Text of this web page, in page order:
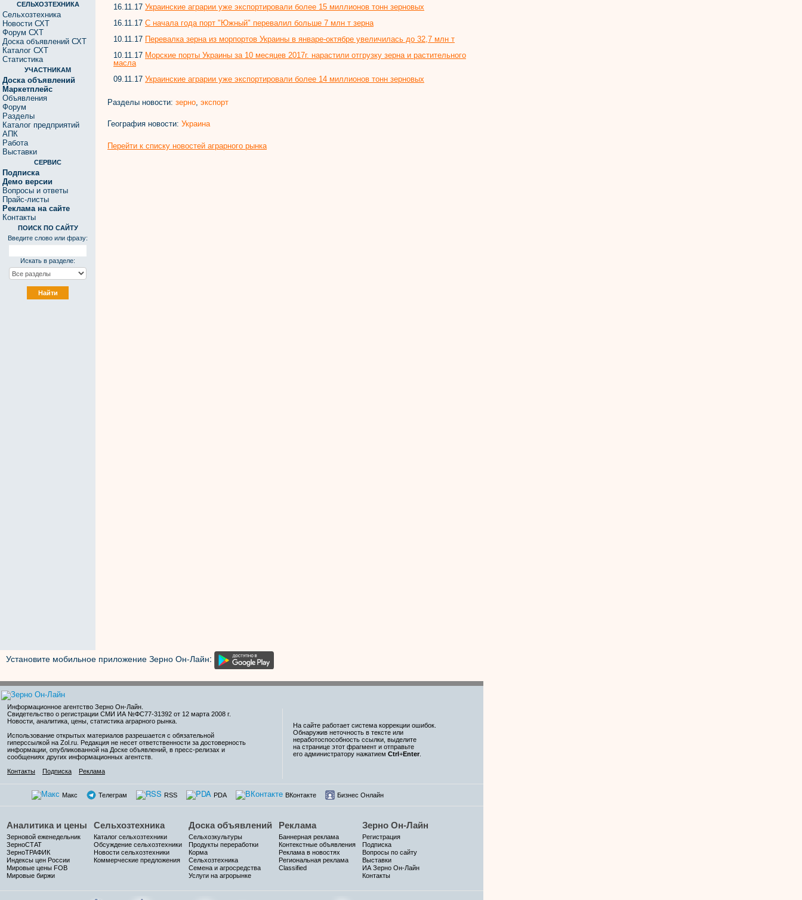
СЕЛЬХОЗТЕХНИКА
Сельхозтехника
Новости СХТ
Форум СХТ
Доска объявлений СХТ
Каталог СХТ
Статистика
УЧАСТНИКАМ
Доска объявлений
Маркетплейс
Объявления
Форум
Разделы
Каталог предприятий
АПК
Работа
Выставки
СЕРВИС
Подписка
Демо версии
Вопросы и ответы
Прайс-листы
Реклама на сайте
Контакты
ПОИСК ПО САЙТУ
Введите слово или фразу:
Искать в разделе:
16.11.17 Украинские аграрии уже экспортировали более 15 миллионов тонн зерновых
16.11.17 С начала года порт "Южный" перевалил больше 7 млн т зерна
10.11.17 Перевалка зерна из морпортов Украины в январе-октябре увеличилась до 32,7 млн т
10.11.17 Морские порты Украины за 10 месяцев 2017г. нарастили отгрузку зерна и растительного
масла
09.11.17 Украинские аграрии уже экспортировали более 14 миллионов тонн зерновых
Разделы новости: зерно экспорт
География новости: Украина
Перейти к списку новостей аграрного рынка
Установите мобильное приложение Зерно Он-Лайн:
Информационное агентство Зерно Он-Лайн
Свидетельство о регистрации СМИ ИА №ФС77-31392 от 12 марта 2008 г.
Новости, аналитика, цены, статистика аграрного рынка.
Использование открытых материалов разрешается с обязательной
гиперссылкой на Zol.ru. Редакция не несет ответственности за достоверность
информации, опубликованной на Доске объявлений, в пресс-релизах и
сообщениях других информационных агентств.
Контакты
Подписка Реклама
На сайте работает система коррекции ошибок.
Обнаружив неточность в тексте или
неработоспособность ссылки, выделите
на странице этот фрагмент и отправьте
его администратору нажатием Ctrl+Enter
Макс Телеграм RSS PDA ВКонтакте Бизнес Онлайн
Аналитика и цены
Зерновой еженедельник
ЗерноСТАТ
ЗерноТРАФИК
Индексы цен России
Мировые цены FOB
Мировые биржи
Сельхозтехника
Каталог сельхозтехники
Обсуждение сельхозтехники
Новости сельхозтехники
Коммерческие предложения
Доска объявлений
Сельхозкультуры
Продукты переработки
Корма
Сельхозтехника
Семена и агросредства
Услуги на агрорынке
Реклама
Баннерная реклама
Контекстные объявления
Реклама в новостях
Региональная реклама
Classified
Зерно Он-Лайн
Регистрация
Подписка
Вопросы по сайту
Выставки
ИА Зерно Он-Лайн
Контакты